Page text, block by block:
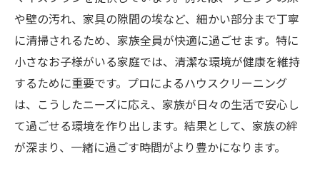
や壁の汚れ、家具の隙間の埃など、細かい部分まで丁寧
に清掃されるため、家族全員が快適に過ごせます。特に
小さなお子様がいる家庭では、清潔な環境が健康を維持
するために重要です。プロによるハウスクリーニング
は、こうしたニーズに応え、家族が日々の生活で安心し
て過ごせる環境を作り出します。結果として、家族の絆
が深まり、一緒に過ごす時間がより豊かになります。